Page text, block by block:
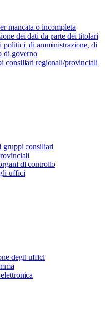
mancata o incompleta
dei dati da parte dei titolari
politici, di amministrazione, di
di governo
consiliari regionali/provinciali
gruppi consiliari
di controllo
uffici
degli uffici